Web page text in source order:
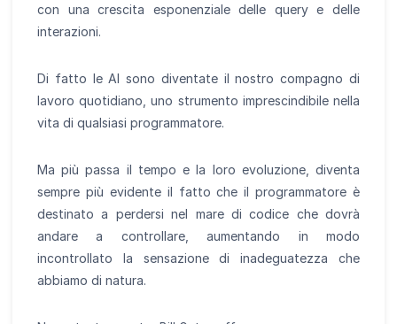
con una crescita esponenziale delle query e delle
interazioni.
Di fatto le AI sono diventate il nostro compagno di
lavoro quotidiano, uno strumento imprescindibile nella
vita di qualsiasi programmatore.
Ma più passa il tempo e la loro evoluzione, diventa
sempre più evidente il fatto che il programmatore è
destinato a perdersi nel mare di codice che dovrà
andare a controllare, aumentando in modo
incontrollato la sensazione di inadeguatezza che
abbiamo di natura.